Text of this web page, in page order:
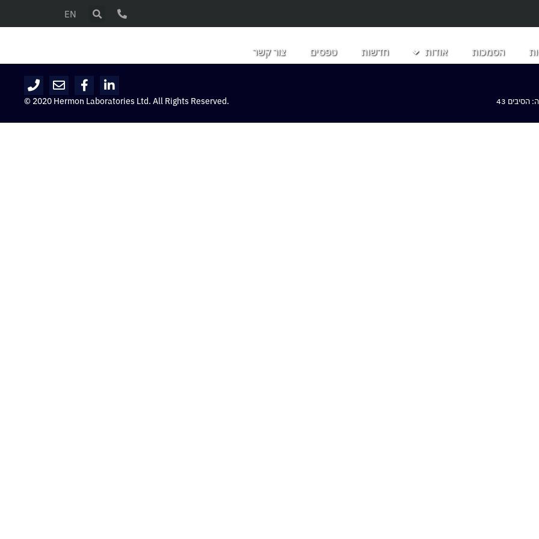
EN
הסמכות אודות חדשות טפסים צור קשר
43
© 2020 Hermon Laboratories Ltd. All Rights Reserved.